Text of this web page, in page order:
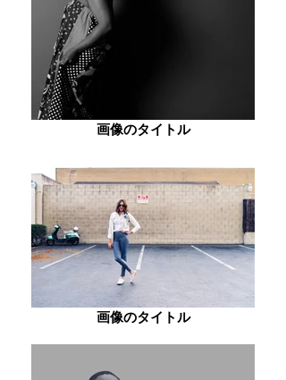
画像のタイトル
画像のタイトル